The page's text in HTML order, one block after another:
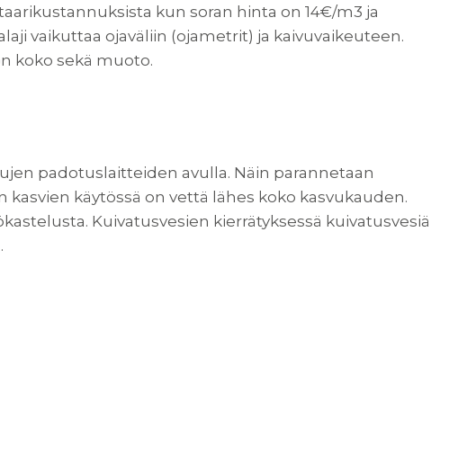
kun soran hinta on 14€/m3 ja
vaikuttaa ojaväliin (ojametrit) ja kaivuvaikeuteen.
koko sekä muoto.
padotuslaitteiden avulla. Näin parannetaan
käytössä on vettä lähes koko kasvukauden.
Kuivatusvesien kierrätyksessä kuivatusvesiä